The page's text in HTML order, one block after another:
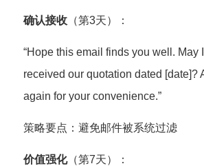
确认接收 （第3天）：
“Hope this email finds you well. May
received our quotation dated [date]?
again for your convenience.”
策略要点 ：避免邮件被系统过滤
价值强化（第7天）：